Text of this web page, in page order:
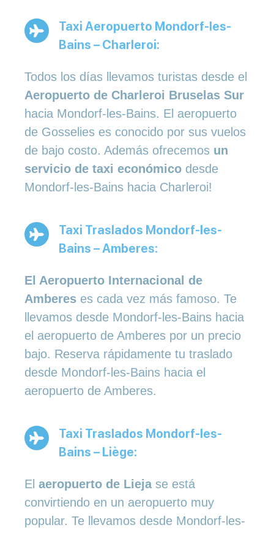
Taxi Aeropuerto Mondorf-les-
Bains – Charleroi:
Todos los días llevamos turistas desde el
Aeropuerto de Charleroi Bruselas Sur
hacia Mondorf-les-Bains. El aeropuerto
de Gosselies es conocido por sus vuelos
de bajo costo. Además ofrecemos un
servicio de taxi económico desde
Mondorf-les-Bains hacia Charleroi!
Taxi Traslados Mondorf-les-
Bains – Amberes:
El Aeropuerto Internacional de
Amberes es cada vez más famoso. Te
llevamos desde Mondorf-les-Bains hacia
el aeropuerto de Amberes por un precio
bajo. Reserva rápidamente tu traslado
desde Mondorf-les-Bains hacia el
aeropuerto de Amberes.
Taxi Traslados Mondorf-les-
Bains – Liège:
El aeropuerto de Liejase está
convirtiendo en un aeropuerto muy
popular. Te llevamos desde Mondorf-les-